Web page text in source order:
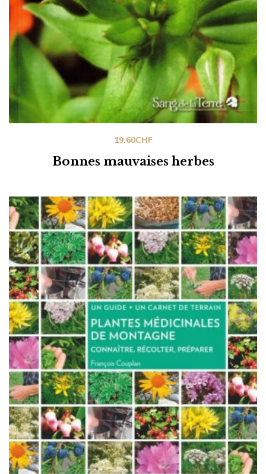
Bonnes mauvaises herbes
19.60CHF